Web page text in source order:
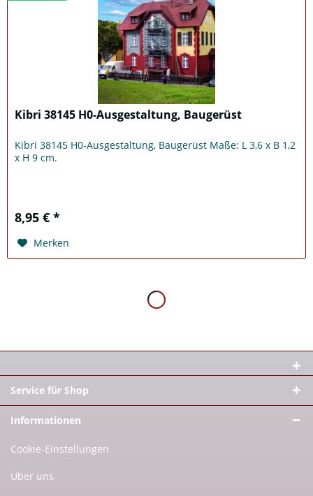
Kibri 38145 H0-Ausgestaltung, Baugerüst
Kibri 38145 H0-Ausgestaltung, Baugerüst Maße: L 3,6 x B 1,2
x H 9 cm.
8,95 € *
Merken
Service für Shop
Informationen
Cookie-Einstellungen
Über uns